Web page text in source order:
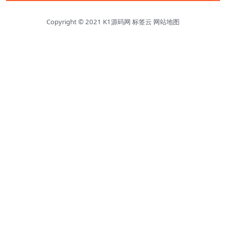
Copyright © 2021 K1源码网 标签云 网站地图